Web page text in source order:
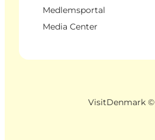
Medlemsportal
Media Center
VisitDenmark ©